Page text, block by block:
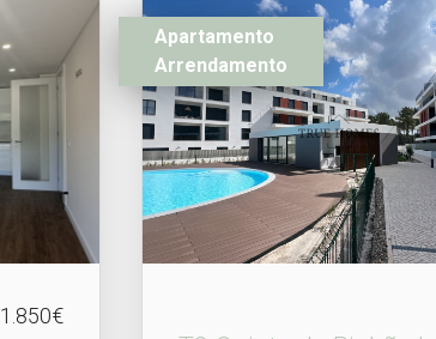
1.850€
Apartamento
Arrendamento